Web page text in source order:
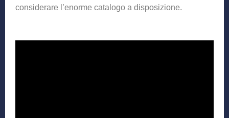
considerare l’enorme catalogo a disposizione.